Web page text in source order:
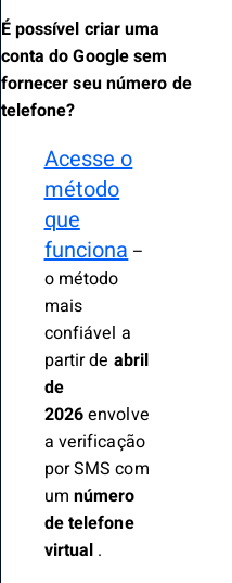
É possível criar uma
conta do Google sem
fornecer seu número de
telefone?
Acesse o
método
que
funciona–
o método
mais
confiável a
partir de abril
de
2026envolve
a verificação
por SMS com
um número
de telefone
virtual .